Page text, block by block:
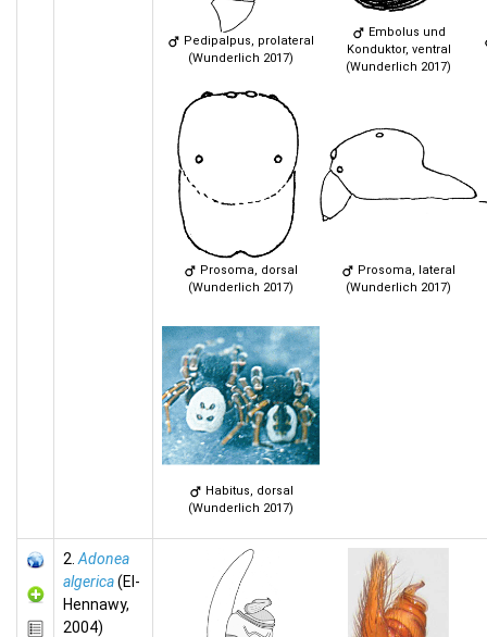
Pedipalpus, prolateral
(Wunderlich 2017)
Embolus und
Konduktor, ventral
(Wunderlich 2017)
Prosoma, dorsal
(Wunderlich 2017)
Prosoma, lateral
(Wunderlich 2017)
Habitus, dorsal
(Wunderlich 2017)
2. Adonea
algerica(El-
Hennawy,
2004)